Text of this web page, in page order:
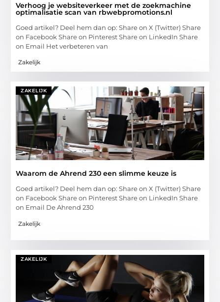
Verhoog je websiteverkeer met de zoekmachine
optimalisatie scan van rbwebpromotions.nl
Goed artikel? Deel hem dan op: Share on X (Twitter) Share
on Facebook Share on Pinterest Share on LinkedIn Share
on Email Het verbeteren van
Zakelijk
ZAKELIJK
Waarom de Ahrend 230 een slimme keuze is
Goed artikel? Deel hem dan op: Share on X (Twitter) Share
on Facebook Share on Pinterest Share on LinkedIn Share
on Email De Ahrend 230
Zakelijk
ZAKELIJK